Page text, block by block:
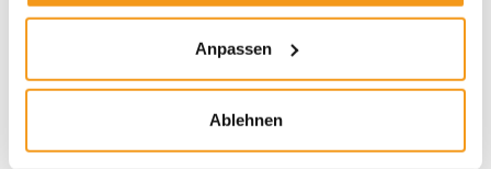
Anpassen
Ablehnen
Ali Masarwah